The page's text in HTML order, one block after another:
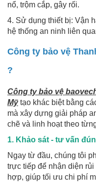
nổ, trộm cắp, gây rối.
4. Sử dụng thiết bị: Vận
hệ thống an ninh liên
Công ty bảo vệ
?
Công ty bảo vệ
Mỹtạo khác biệt bằng
mà xây dựng giải pháp
chẽ và linh hoạt theo
1. Khảo sát - tư vấn
Ngay từ đầu, chúng tôi
trực tiếp để nhận diện
hợp, giúp tối ưu chi phí